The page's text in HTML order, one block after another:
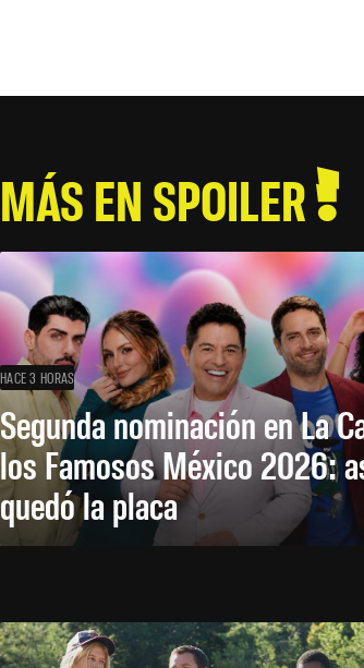
MÁS EN SPOILER
HACE 3 HORAS
Segunda nominación en La
los Famosos México 2026:
quedó la placa